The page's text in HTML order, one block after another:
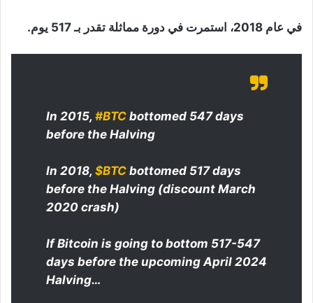
في عام 2018، استمرت في دورة مماثلة تقدر بـ 517 يوم.
In 2015, #BTC bottomed 547 days
before the Halving
In 2018, $BTC bottomed 517 days
before the Halving (discount March
2020 crash)
If Bitcoin is going to bottom 517-547
days before the upcoming April 2024
Halving…